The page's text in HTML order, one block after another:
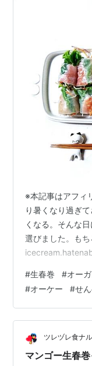
※本記事はアフィ
り暑くなり過ぎ
くなる。そんな
選びました。も
オーケー会員価
セットだけど、
ーモン生春巻と
の量でこの価格
スイートチリソ
しいとか具材が
#生春巻 #オー
#オーケー #せ
ツレヅレ食ナ
マンゴー生春